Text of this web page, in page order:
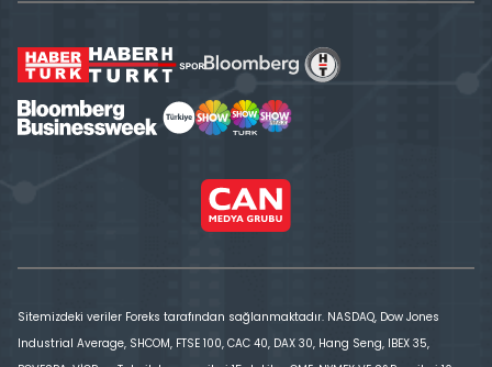
Sitemizdeki veriler Foreks tarafından sağlanmaktadır. NASDAQ, Dow Jones
Industrial Average, SHCOM, FTSE 100, CAC 40, DAX 30, Hang Seng, IBEX 35,